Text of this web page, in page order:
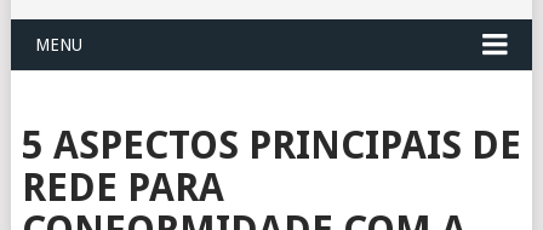
MENU
5 ASPECTOS PRINCIPAIS DE
REDE PARA